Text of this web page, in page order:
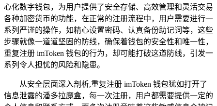
心化数字钱包，为用户提供了安全存储、高效管理和灵活交易
各种加密货币的功能，在正常的注册流程中，用户需要进行一
系列严谨的操作，如精心设置密码、认真备份助记词等，这些
步骤就像一道道坚固的防线，确保着钱包的安全性和唯一性，
重复注册 imToken 钱包的行为，却可能打破这道防线，引发一
系列令人担忧的风险和隐患。
从安全层面深入剖析,重复注册 imToken 钱包犹如打开了
信息泄露的潘多拉魔盒，每一次注册，用户都需要提供一定的